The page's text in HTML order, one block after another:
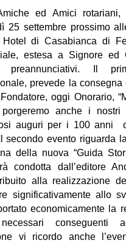
ed Amici
25 settembre prossimo
Hotel di Casabianca di
estesa a Signore ed
preannunciativi. Il
prevede la
oggi Onorario,
porgeremo anche i
auguri per i 100 anni
secondo evento riguarda
della nuova “Guida
condotta dall’editore
alla realizzazione
significativamente allo
economicamente la
conseguenti
vi ricordo anche